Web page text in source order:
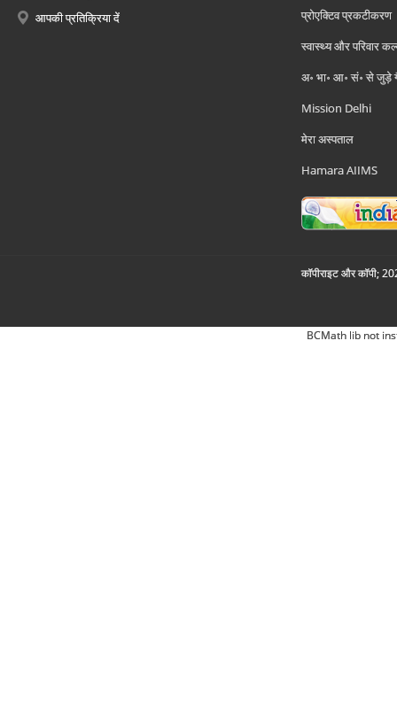
आपकी प्रतिक्रिया दें
प्रोएक्टिव प्रकटीकरण
स्वास्थ्य और परिवार
अ॰ भा॰ आ॰ सं॰ से जुड़े
Mission Delhi
मेरा अस्पताल
Hamara AIIMS
कॉपीराइट और कॉपी;
BCMath lib not